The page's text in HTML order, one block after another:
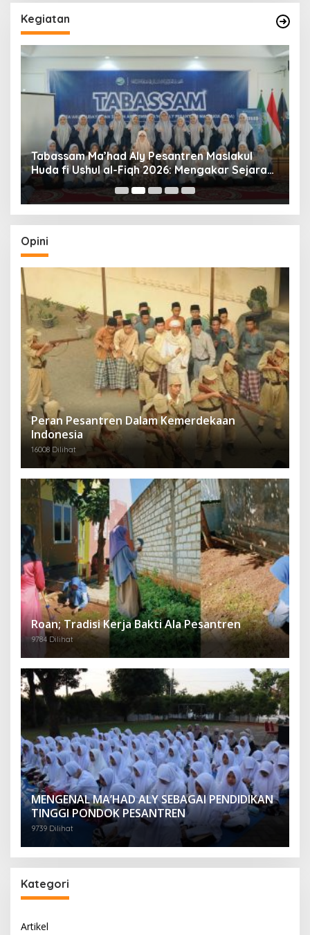
Kegiatan
Tabassam Ma’had Aly Pesantren Maslakul
Huda fi Ushul al-Fiqh 2026: Mengakar Sejarah,
Menjangkau Peradaban”
Opini
Peran Pesantren Dalam Kemerdekaan
Indonesia
16008 Dilihat
Roan; Tradisi Kerja Bakti Ala Pesantren
9784 Dilihat
MENGENAL MA’HAD ALY SEBAGAI PENDIDIKAN
TINGGI PONDOK PESANTREN
9739 Dilihat
Kategori
Artikel